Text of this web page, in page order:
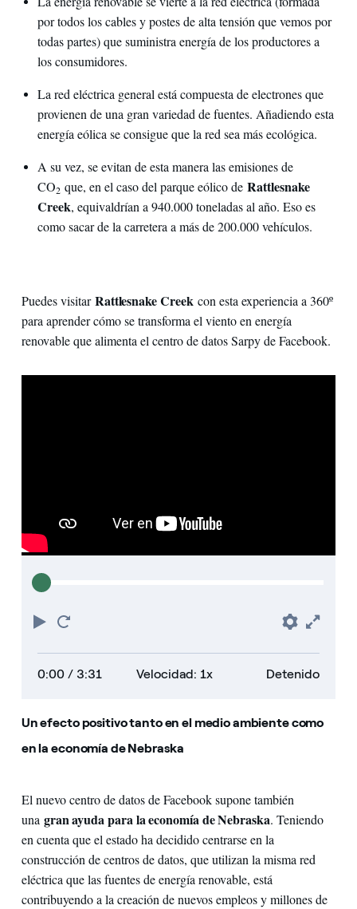
por todos los cables y postes de alta tensión que vemos por
todas partes) que suministra energía de los productores a
los consumidores.
La red eléctrica general está compuesta de electrones que
provienen de una gran variedad de fuentes. Añadiendo esta
energía eólica se consigue que la red sea más ecológica.
A su vez, se evitan de esta manera las emisiones de
CO2 que, en el caso del parque eólico deRattlesnake
Creek, equivaldrían a 940.000 toneladas al año. Eso es
como sacar de la carretera a más de 200.000 vehículos.
Puedes visitarRattlesnake Creekcon esta experiencia a 360º
para aprender cómo se transforma el viento en energía
renovable que alimenta el centro de datos Sarpy de Facebook.
Play
0:00/ 3:31 Velocidad: 1x Detenido
Un efecto positivo tanto en el medio ambiente como
en la economía de Nebraska
El nuevo centro de datos de Facebook supone también
una gran ayuda para la economía de Nebraska. Teniendo
en cuenta que el estado ha decidido centrarse en la
construcción de centros de datos, que utilizan la misma red
eléctrica que las fuentes de energía renovable, está
contribuyendo a la creación de nuevos empleos y millones de